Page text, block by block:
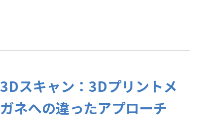
3Dスキャン：3Dプリントメ
ガネへの違ったアプローチ